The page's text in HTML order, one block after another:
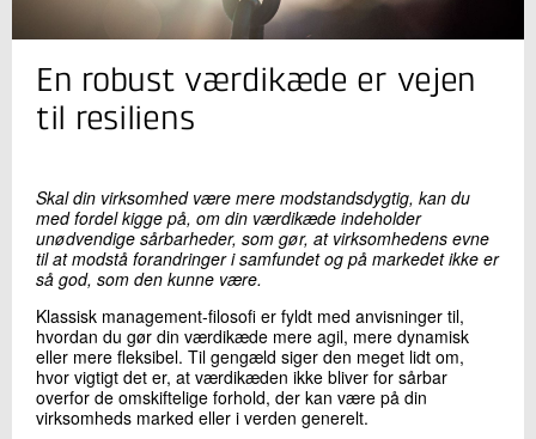
Jeg er din kontaktperson
Lone Borg
Sektionsleder
Innovation og Digital transformation
Skriv til mig
En robust værdikæde er vejen
til resiliens
Skal din virksomhed være mere modstandsdygtig, kan du
med fordel kigge på, om din værdikæde indeholder
unødvendige sårbarheder, som gør, at virksomhedens evne
til at modstå forandringer i samfundet og på markedet ikke er
så god, som den kunne være.
Klassisk management-filosofi er fyldt med anvisninger til,
hvordan du gør din værdikæde mere agil, mere dynamisk
eller mere fleksibel. Til gengæld siger den meget lidt om,
hvor vigtigt det er, at værdikæden ikke bliver for sårbar
overfor de omskiftelige forhold, der kan være på din
virksomheds marked eller i verden generelt.